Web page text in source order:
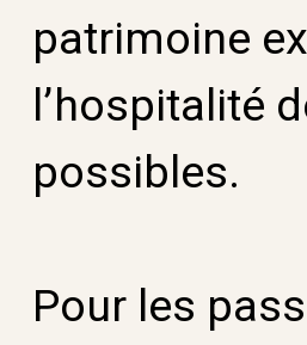
patrimoine
l’hospitalité
possibles.
Pour les